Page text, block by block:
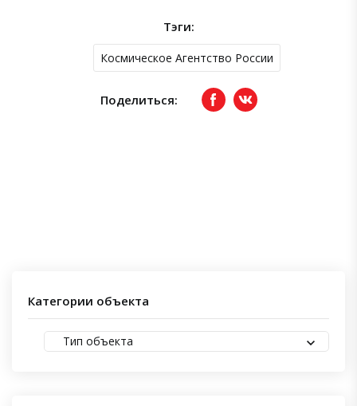
Тэги:
Космическое Агентство России
Поделиться: FacebookвКонтакте
Категории объекта
Тип объекта